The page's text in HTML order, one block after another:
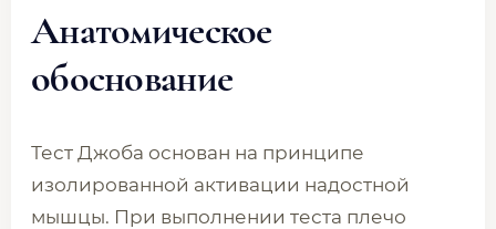
Анатомическое
обоснование
Тест Джоба основан на принципе
изолированной активации надостной
мышцы. При выполнении теста плечо